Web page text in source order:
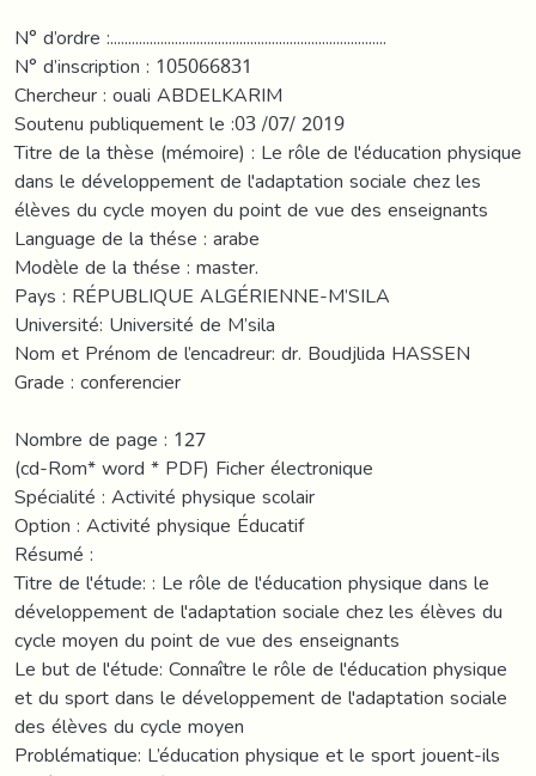
N° d’ordre :.............................................................................
N° d’inscription : 105066831
Chercheur : ouali ABDELKARIM
Soutenu publiquement le :03 /07/ 2019
Titre de la thèse (mémoire) : Le rôle de l'éducation physique
dans le développement de l'adaptation sociale chez les
élèves du cycle moyen du point de vue des enseignants
Language de la thése : arabe
Modèle de la thése : master.
Pays : RÉPUBLIQUE ALGÉRIENNE-M’SILA
Université: Université de M’sila
Nom et Prénom de l’encadreur: dr. Boudjlida HASSEN
Grade : conferencier
Nombre de page : 127
(cd-Rom* word * PDF) Ficher électronique
Spécialité : Activité physique scolair
Option : Activité physique Éducatif
Résumé :
Titre de l'étude: : Le rôle de l'éducation physique dans le
développement de l'adaptation sociale chez les élèves du
cycle moyen du point de vue des enseignants
Le but de l'étude: Connaître le rôle de l'éducation physique
et du sport dans le développement de l'adaptation sociale
des élèves du cycle moyen
Problématique: L’éducation physique et le sport jouent-ils